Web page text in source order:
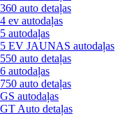
auto detaļas
ev autodaļas
autodaļas
EV JAUNAS autodaļas
auto detaļas
autodaļas
auto detaļas
autodaļas
Auto detaļas